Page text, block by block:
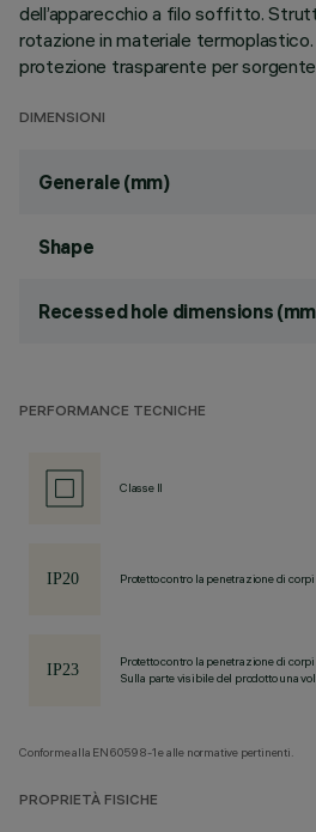
dell’apparecchio a filo soffitto.
rotazione in materiale
protezione trasparente per
DIMENSIONI
Generale (mm)
Shape
Recessed hole dimensions
PERFORMANCE TECNICHE
Classe II
Protetto contro la penetrazione di
Protetto contro la penetrazione di
Sulla parte visibile del prodotto una
Conforme alla EN60598-1 e alle normative pertinenti.
PROPRIETÀ FISICHE